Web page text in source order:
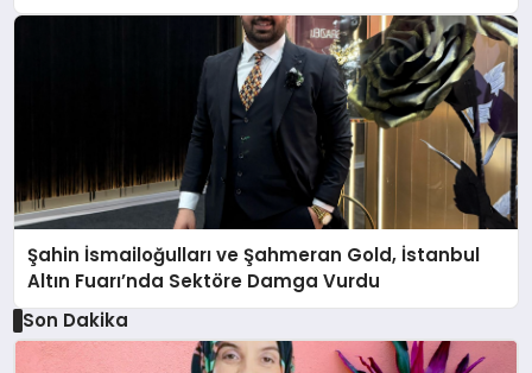
Şahin İsmailoğulları ve Şahmeran Gold, İstanbul
Altın Fuarı’nda Sektöre Damga Vurdu
Son Dakika